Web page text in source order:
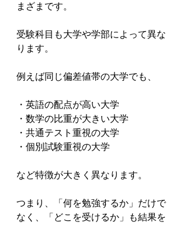
まざまです。
受験科目も大学や学部によって異な
ります。
例えば同じ偏差値帯の大学でも、
・英語の配点が高い大学
・数学の比重が大きい大学
・共通テスト重視の大学
・個別試験重視の大学
など特徴が大きく異なります。
つまり、「何を勉強するか」だけで
なく、「どこを受けるか」も結果を